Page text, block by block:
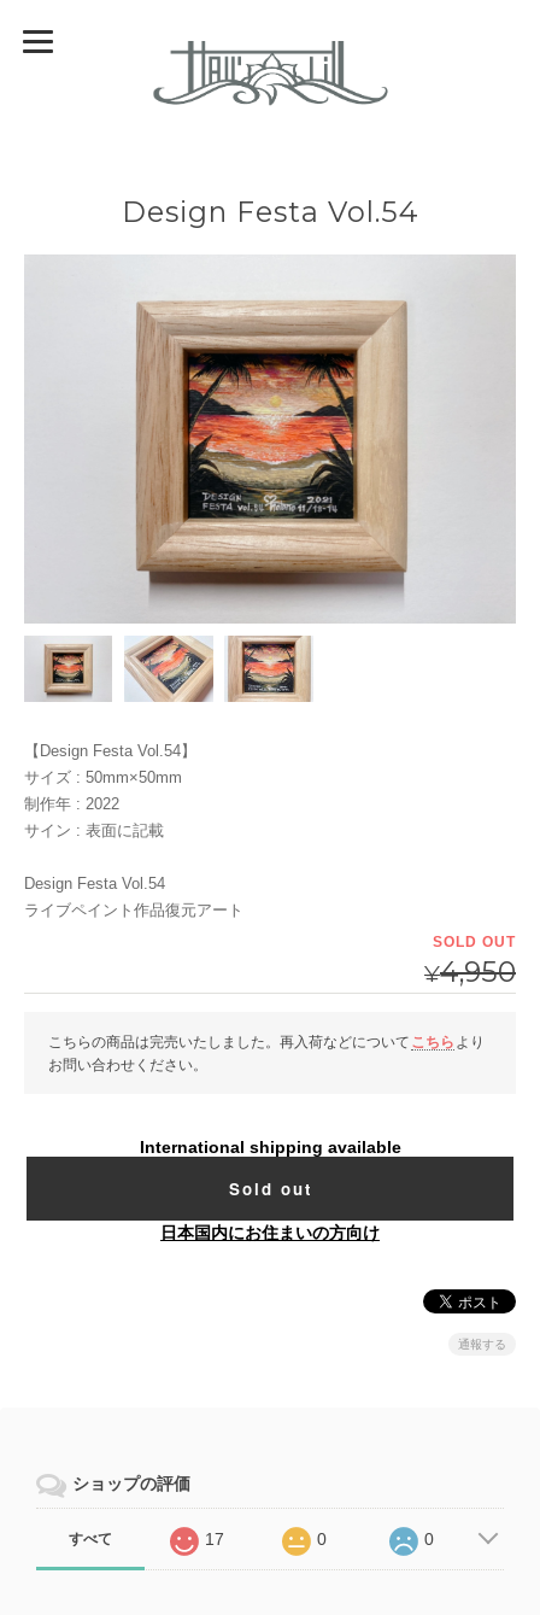
Design Festa Vol.54
【Design Festa Vol.54】
サイズ : 50mm×50mm
制作年 : 2022
サイン : 表面に記載
Design Festa Vol.54
ライブペイント作品復元アート
SOLD OUT
¥4,950
こちらの商品は完売いたしました。再入荷などについて こちら より
お問い合わせください。
International shipping available
Sold out
日本国内にお住まいの方向け
通報する
ショップの評価
すべて 17 0 0